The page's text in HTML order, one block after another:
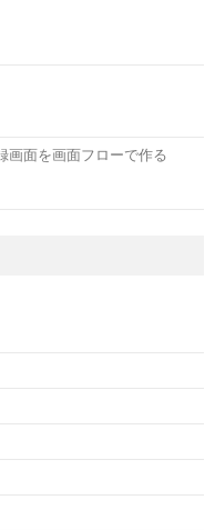
画面を画面フローで作る